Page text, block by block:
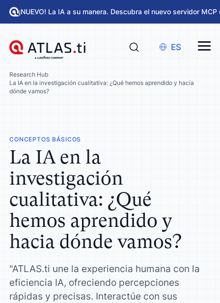
¡NUEVO! La IA a su manera. Descubra el nuevo servidor
ES
Research Hub
La IA en la investigación cualitativa: ¿Qué hemos aprendido y hacia
dónde vamos?
CONCEPTOS BÁSICOS
La IA en la
investigación
cualitativa: ¿Qué
hemos aprendido y
hacia dónde vamos?
"ATLAS.ti une la experiencia humana con la
eficiencia IA, ofreciendo percepciones
rápidas y precisas. Interactúe con sus